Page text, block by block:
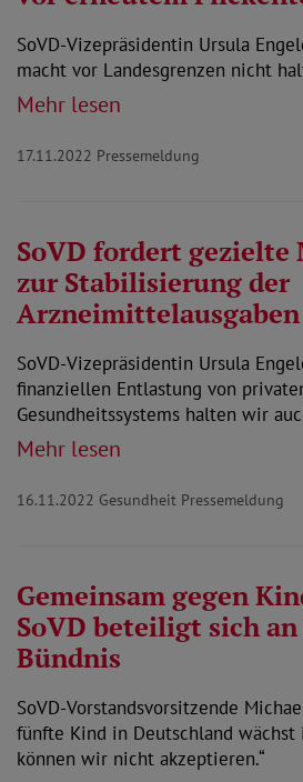
SoVD-Vizepräsidentin Ursula
macht vor Landesgrenzen nicht
Mehr lesen
17.11.2022 Pressemeldung
SoVD fordert gezielte
zur Stabilisierung der
Arzneimittelausgaben
SoVD-Vizepräsidentin Ursula
finanziellen Entlastung von
Gesundheitssystems halten wir
Mehr lesen
16.11.2022 Gesundheit Pressemeldung
Gemeinsam gegen
SoVD beteiligt sich
Bündnis
SoVD-Vorstandsvorsitzende
fünfte Kind in Deutschland wächst
können wir nicht akzeptieren.“